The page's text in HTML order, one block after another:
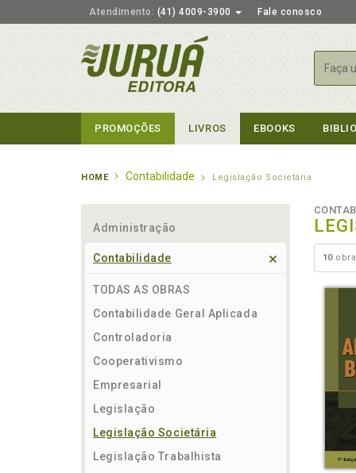
Atendimento: (41) 4009-3900 Fale conosco
PROMOÇÕES LIVROS EBOOKS
HOME Contabilidade Legislação Societária
Administração
Contabilidade
TODAS AS OBRAS
Contabilidade Geral Aplicada
Controladoria
Cooperativismo
Empresarial
Legislação
Legislação Societária
Legislação Trabalhista
10